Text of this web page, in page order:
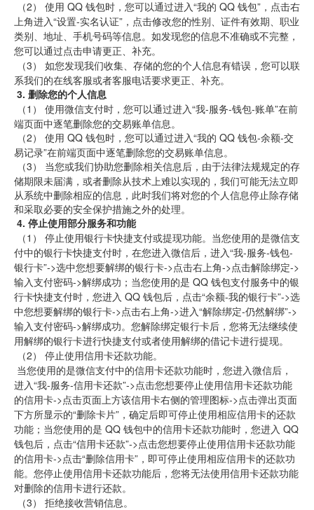
上角进入“设置-实名认证”，点击修改您的性别、证件有效期、职业
类别、地址、手机号码等信息。如发现您的信息不准确或不完整，
您可以通过点击申请更正、补充。
（3） 如您发现我们收集、存储的您的个人信息有错误，您可以联
系我们的在线客服或者客服电话要求更正、补充。
3. 删除您的个人信息
（1） 使用微信支付时，您可以通过进入“我-服务-钱包-账单”在前
端页面中逐笔删除您的交易账单信息。
（2） 使用 QQ 钱包时，您可以通过进入“我的 QQ 钱包-余额-交
易记录”在前端页面中逐笔删除您的交易账单信息。
（3） 当您或我们协助您删除相关信息后，由于法律法规规定的存
储期限未届满，或者删除从技术上难以实现的，我们可能无法立即
从系统中删除相应的信息，此时我们将对您的个人信息停止除存储
和采取必要的安全保护措施之外的处理。
4. 停止使用部分服务和功能
付中的银行卡快捷支付时，在您进入微信后，进入“我-服务-钱包-
银行卡”->选中您想要解绑的银行卡->点击右上角->点击解除绑定->
输入支付密码->解绑成功；当您使用的是 QQ 钱包支付服务中的银
行卡快捷支付时，您进入 QQ 钱包后，点击“余额-我的银行卡”->选
中您想要解绑的银行卡->点击右上角->进入“解除绑定-仍然解绑”->
输入支付密码->解绑成功。您解除绑定银行卡后，您将无法继续使
用解绑的银行卡进行快捷支付或者使用解绑的借记卡进行提现。
（2） 停止使用信用卡还款功能。
进入“我-服务-信用卡还款”->点击您想要停止使用信用卡还款功能
的信用卡->点击页面上方该信用卡右侧的管理图标->点击弹出页面
下方所显示的“删除卡片”，确定后即可停止使用相应信用卡的还款
功能；当您使用的是 QQ 钱包中的信用卡还款功能时，您进入 QQ
钱包后，点击“信用卡还款”->点击您想要停止使用信用卡还款功能
的信用卡->点击“删除信用卡”，即可停止使用相应信用卡的还款功
能。您停止使用信用卡还款功能后，您将无法使用信用卡还款功能
对删除的信用卡进行还款。
（3） 拒绝接收营销信息。